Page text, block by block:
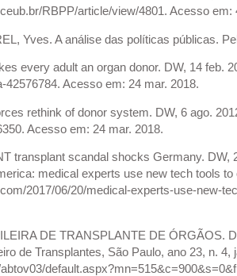
RBPP/article/view/4801. Acesso em:
Yves. A análise das políticas públicas.
every adult an organ donor. DW, 14 feb.
42576784. Acesso em: 24 mar. 2018.
rethink of donor system. DW, 6 ago.
Acesso em: 24 mar. 2018.
transplant scandal shocks Germany.
medical experts use new tech tools
2017/06/20/medical-experts-use-new-
DE TRANSPLANTE DE ÓRGÃOS.
de Transplantes, São Paulo, ano 23, n.